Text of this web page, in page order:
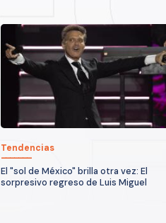
Tendencias
El "sol de México" brilla otra vez: El
sorpresivo regreso de Luis Miguel